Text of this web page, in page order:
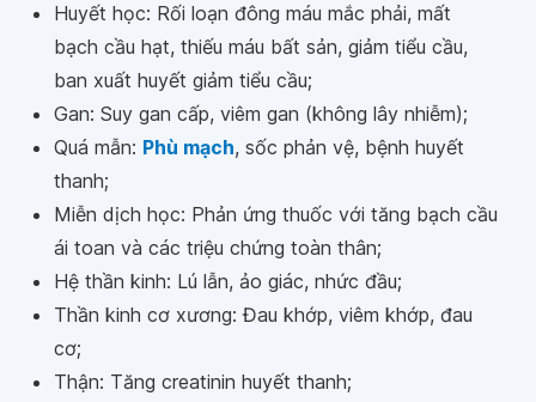
Huyết học: Rối loạn đông máu mắc phải, mất
bạch cầu hạt, thiếu máu bất sản, giảm tiểu cầu,
ban xuất huyết giảm tiểu cầu;
Gan: Suy gan cấp, viêm gan (không lây nhiễm);
Quá mẫn: Phù mạch, sốc phản vệ, bệnh huyết
thanh;
Miễn dịch học: Phản ứng thuốc với tăng bạch cầu
ái toan và các triệu chứng toàn thân;
Hệ thần kinh: Lú lẫn, ảo giác, nhức đầu;
Thần kinh cơ xương: Đau khớp, viêm khớp, đau
cơ;
Thận: Tăng creatinin huyết thanh;